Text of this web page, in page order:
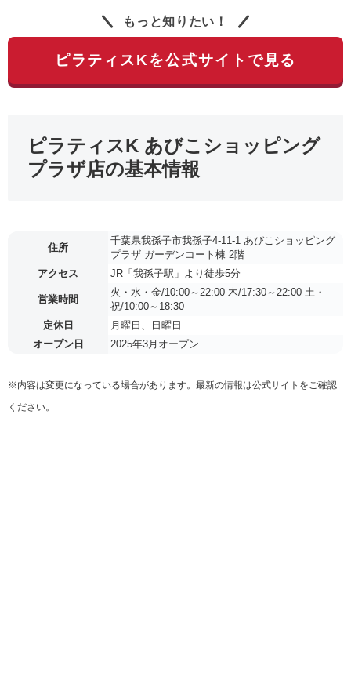
もっと知りたい！
ピラティスKを公式サイトで見る
ピラティスK あびこショッピング
プラザ店の基本情報
住所
千葉県我孫子市我孫子4-11-1 あびこショッピング
プラザ ガーデンコート棟 2階
アクセス
JR「我孫子駅」より徒歩5分
営業時間
火・水・金/10:00～22:00 木/17:30～22:00 土・
祝/10:00～18:30
定休日
月曜日、日曜日
オープン日
2025年3月オープン
※内容は変更になっている場合があります。最新の情報は公式サイトをご確認
ください。